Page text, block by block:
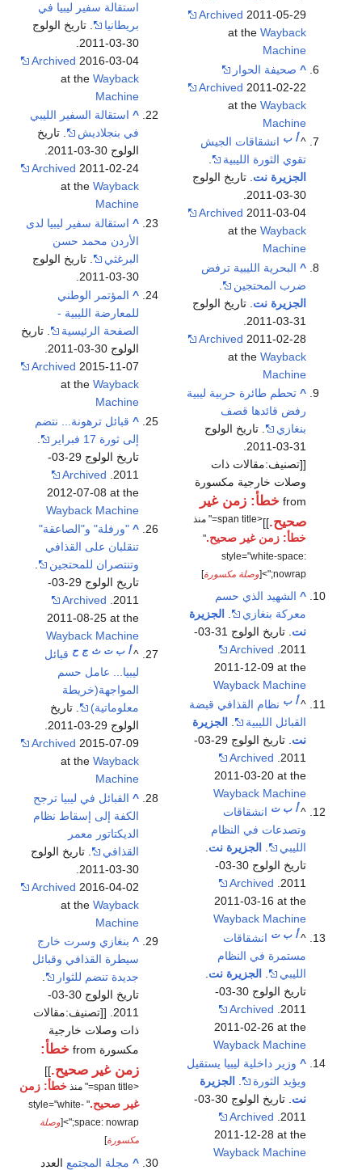
Archived2011-05-29
at theWayback
Machine
^ صحيفة الحوار
Archived2011-02-22
at theWayback
Machine
^ أ ب انشقاقات الجيش
تقوي الثورة الليبية
.
الجزيرة نت. تاريخ الولوج
30-03-2011.
Archived2011-03-04
at theWayback
Machine
^ البحرية الليبية ترفض
ضرب المحتجين
.
الجزيرة نت. تاريخ الولوج
31-03-2011.
Archived2011-02-28
at theWayback
Machine
^ تحطم طائرة حربية ليبية
رفض قائدها قصف
بنغازي
. تاريخ الولوج
31-03-2011.
[[تصنيف:مقالات ذات
وصلات خارجية مكسورة
from خطأ: زمن غير
صحيح.]] <span title=" منذ
خطأ: زمن غير صحيح."
style="white-space:
nowrap;">[
وصلة مكسورة]
^ الشهيد الذي حسم
معركة بنغازي
.الجزيرة
نت
. تاريخ الولوج 31-03-
2011.
Archived
2011-12-09 at the
Wayback Machine
^
أ ب نظام القذافي قبضة
القبائل الليبية
.الجزيرة
نت
. تاريخ الولوج 29-03-
2011.
Archived
2011-03-20 at the
Wayback Machine
^ أ ب ت انشقاقات
وتصدعات في النظام
الليبي
.الجزيرة نت.
تاريخ الولوج 30-03-
2011.
Archived
2011-03-16 at the
Wayback Machine
^
أ ب ت انشقاقات
مستمرة في النظام
الليبي
.الجزيرة نت.
تاريخ الولوج 30-03-
2011.
Archived
2011-02-26 at the
Wayback Machine
^ وزير داخلية ليبيا يستقيل
ويؤيد الثورة
.الجزيرة
نت
. تاريخ الولوج 30-03-
2011.
Archived
2011-12-28 at the
Wayback Machine
استقالة سفير ليبيا في
بريطانيا
. تاريخ الولوج
30-03-2011.
Archived2016-03-04
at theWayback
Machine
^ استقالة السفير الليبي
في بنجلاديش
. تاريخ
الولوج 30-03-2011.
Archived2011-02-24
at theWayback
Machine
^ استقالة سفير ليبيا لدى
الأردن محمد حسن
البرغثي
. تاريخ الولوج
30-03-2011.
^ المؤتمر الوطني
للمعارضة الليبية -
الصفحة الرئيسية
. تاريخ
الولوج 30-03-2011.
Archived2015-11-07
at theWayback
Machine
^ قبائل ترهونة... نتضم
إلى ثورة 17 فبراير
.
تاريخ الولوج 29-03-
2011.
Archived
2012-07-08 at the
Wayback Machine
^ "ورفلة" و"الصاعقة"
تنقلبان على القذافي
وتنتصران للمحتجين
.
تاريخ الولوج 29-03-
2011.
Archived
2011-08-25 at the
Wayback Machine
^ أ ب ت ث ج ح قبائل
ليبيا... عامل حسم
المواجهة(خريطة
معلوماتية)
. تاريخ
الولوج 29-03-2011.
Archived2015-07-09
at theWayback
Machine
^ القبائل في ليبيا ترجح
الكفة إلى إسقاط نظام
الديكتاتور معمر
القذافي
. تاريخ الولوج
30-03-2011.
Archived2016-04-02
at theWayback
Machine
^ بنغازي وسرت خارج
سيطرة القذافي وقبائل
جديدة تنضم للثوار
.
تاريخ الولوج 30-03-
2011. [[تصنيف:مقالات
ذات وصلات خارجية
مكسورة from
خطأ:
زمن غير صحيح.]]
خطأ: زمن
غير صحيح. " style="white-
space: nowrap;">[
وصلة
مكسورة]
^ مجلة المجتمعالعدد